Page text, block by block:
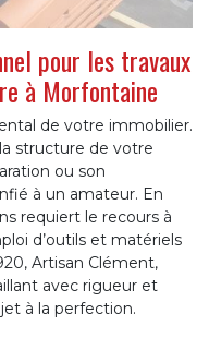
pour les travaux
à Morfontaine
de votre immobilier.
structure de votre
ou son
à un amateur. En
requiert le recours à
d’outils et matériels
Artisan Clément,
avec rigueur et
à la perfection.